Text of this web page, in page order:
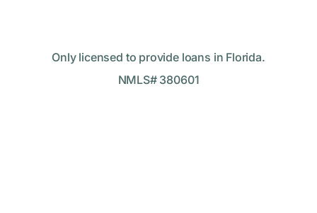
Only licensed to provide loans in Florida.
NMLS# 380601